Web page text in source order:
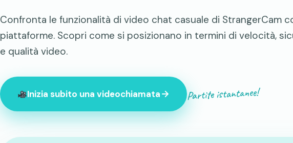
Confronta le funzionalità di video chat casuale di StrangerCam
piattaforme. Scopri come si posizionano in termini di velocità,
e qualità video.
Inizia subito una videochiamata Partite istantanee!